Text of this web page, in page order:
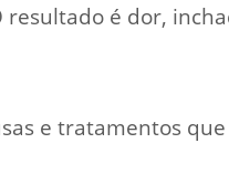
é dor,
e tratamentos